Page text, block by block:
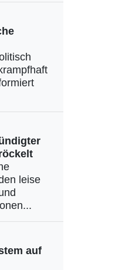
leise
auf